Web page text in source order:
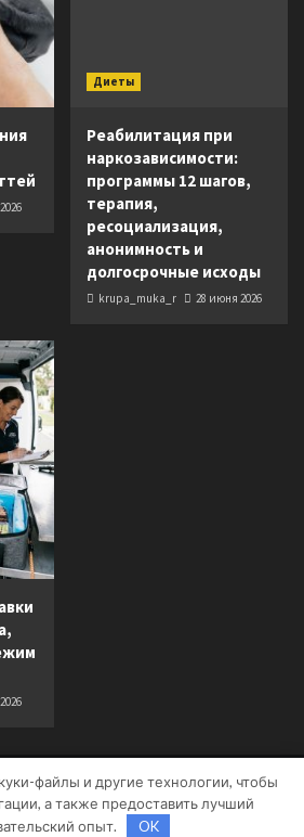
Диеты
Реабилитация при
наркозависимости:
программы 12 шагов,
терапия,
ресоциализация,
анонимность и
долгосрочные исходы
krupa_muka_r 28 июня 2026
защищены.|CoverNewsот AF
themes.
файлы и другие технологии, чтобы
а также предоставить лучший
опыт.
OK